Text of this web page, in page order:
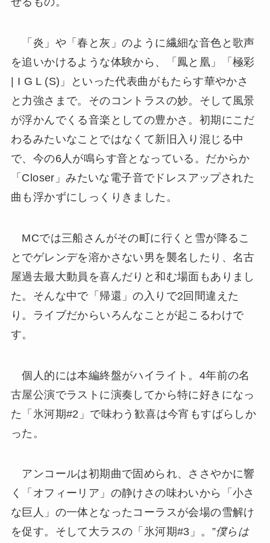
「炎」や「春と灰」のように繊細な音色と歌声
を追いかけるような体験から、「鳳と凰」「極彩
| I G L (S)」といった代表曲がもたらす華やかさ
と力強さまで。そのコントラスの妙。そして風景
が浮かんでくる音楽としての豊かさ。初期にこだ
わるみたいなことではなくて新旧入り混じる中
で、今の6人が鳴らす音となっている。だからか
「Closer」みたいな電子音でドレスアップされた
曲も浮かずにしっくりきました。
MCでは三船さんがその町に行くと雪が降るこ
とでゲレンデを溶かさない男を襲名したり、名古
屋過去最大動員を喜んだりと和む場面もありまし
た。そんな中で「帰還」の入りで2回間違えた
り。ライブだからいろんなことが起こるわけで
す。
個人的には本編終盤がハイライト。4年前の名
古屋公演でラストに演奏してから特に好きになっ
た「氷河期#2」で味わう歓喜は今宵もすばらしか
った。
アンコールは初期曲で固められ、ささやかに響
く「オフィーリア」の静けさの味わいから「小さ
な巨人」の一体となったコーラスが会場の雪解け
を促す。そして大ラスの「氷河期#3」。”僕らは